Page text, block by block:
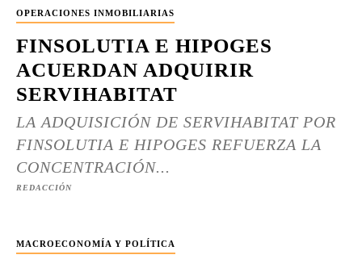
OPERACIONES INMOBILIARIAS
FINSOLUTIA E HIPOGES
ACUERDAN ADQUIRIR
SERVIHABITAT
LA ADQUISICIÓN DE SERVIHABITAT POR
FINSOLUTIA E HIPOGES REFUERZA LA
CONCENTRACIÓN...
REDACCIÓN
MACROECONOMÍA Y POLÍTICA